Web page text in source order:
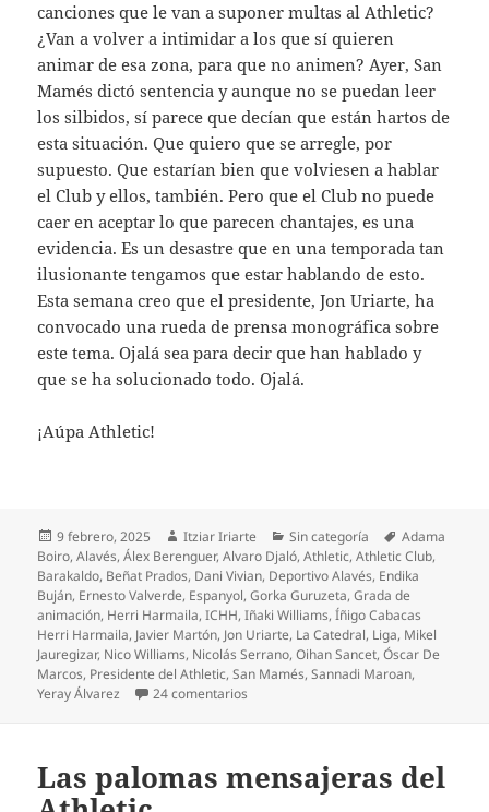
canciones que le van a suponer multas al Athletic?
¿Van a volver a intimidar a los que sí quieren
animar de esa zona, para que no animen? Ayer, San
Mamés dictó sentencia y aunque no se puedan leer
los silbidos, sí parece que decían que están hartos de
esta situación. Que quiero que se arregle, por
supuesto. Que estarían bien que volviesen a hablar
el Club y ellos, también. Pero que el Club no puede
caer en aceptar lo que parecen chantajes, es una
evidencia. Es un desastre que en una temporada tan
ilusionante tengamos que estar hablando de esto.
Esta semana creo que el presidente, Jon Uriarte, ha
convocado una rueda de prensa monográfica sobre
este tema. Ojalá sea para decir que han hablado y
que se ha solucionado todo. Ojalá.
¡Aúpa Athletic!
Publicado
el
9 febrero, 2025 Autor
Itziar Iriarte Categorías
Sin categoría Etiquetas
Adama
Boiro,Alavés,Álex Berenguer,Alvaro Djaló,Athletic,Athletic Club,
Barakaldo, Beñat Prados, Dani Vivian, Deportivo Alavés, Endika
Buján, Ernesto Valverde, Espanyol,Gorka Guruzeta,Grada de
animación, Herri Harmaila,ICHH,Iñaki Williams,Íñigo Cabacas
Herri Harmaila, Javier Martón, Jon Uriarte, La Catedral, Liga, Mikel
Jauregizar, Nico Williams, Nicolás Serrano,Oihan Sancet,Óscar De
Marcos, Presidente del Athletic,San Mamés,Sannadi Maroan,
Yeray Álvarez
24 comentarios
Las palomas mensajeras del